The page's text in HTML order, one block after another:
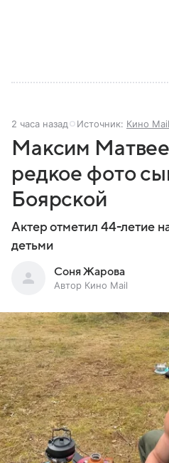
2 часа назад Источник: Кино Mail
Максим
редкое фото
Боярской
Актер отметил 44-летие
детьми
Соня Жарова
Автор Кино Mail